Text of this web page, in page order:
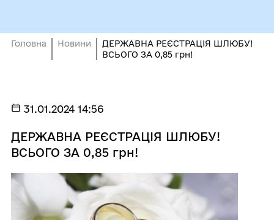
Головна Новини
ДЕРЖАВНА РЕЄСТРАЦІЯ ШЛЮБУ!
ВСЬОГО ЗА 0,85 грн!
31.01.2024 14:56
ДЕРЖАВНА РЕЄСТРАЦІЯ ШЛЮБУ!
ВСЬОГО ЗА 0,85 грн!